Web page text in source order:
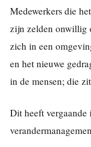
Medewerkers die
zijn zelden onwillig
zich in een
en het nieuwe
in de mensen; die
Dit heeft